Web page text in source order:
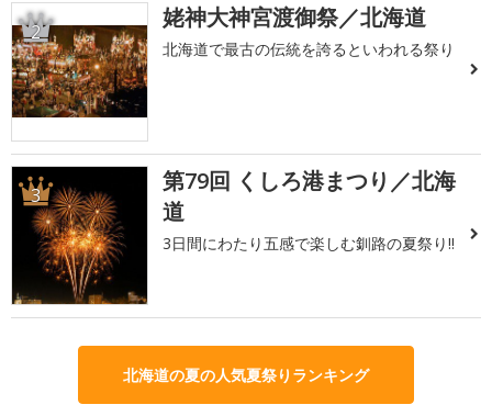
2 姥神大神宮渡御祭／北海道
北海道で最古の伝統を誇るといわれる祭り
3
第79回 くしろ港まつり／北海
道
3日間にわたり五感で楽しむ釧路の夏祭り!!
北海道の夏の人気夏祭りランキング